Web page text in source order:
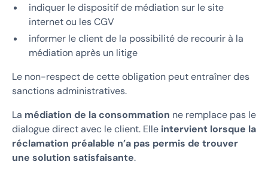
indiquer le dispositif de médiation sur le site
internet ou les CGV
informer le client de la possibilité de recourir à la
médiation après un litige
Le non-respect de cette obligation peut entraîner des
sanctions administratives.
La médiation de la consommation ne remplace pas le
dialogue direct avec le client. Elle intervient lorsque la
réclamation préalable n’a pas permis de trouver
une solution satisfaisante.